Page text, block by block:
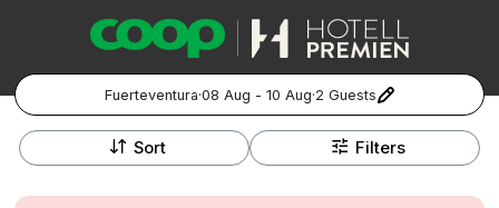
Fuerteventura·08 Aug - 10 Aug·2 Guests
Popular Destinations:
Sort Filters
+
−